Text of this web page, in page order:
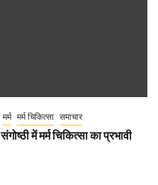
मर्म मर्म चिकित्सा समाचार
में मर्म चिकित्सा का प्रभावी